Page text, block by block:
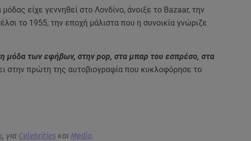
είχε γεννηθεί στο Λονδίνο, άνοιξε το Bazaar, την
το 1955, την εποχή μάλιστα που η συνοικία γνώριζε
μόδα των εφήβων, στην pop, στα μπαρ του εσπρέσο, στα
στην πρώτη της αυτοβιογραφία που κυκλοφόρησε το
, για Celebritiesκαι Media.